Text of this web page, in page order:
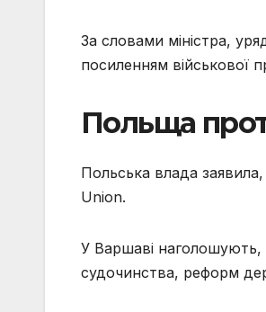
За словами міністра,
посиленням військової
Польща
Польська влада
Union.
У Варшаві наголошують,
судочинства, реформ